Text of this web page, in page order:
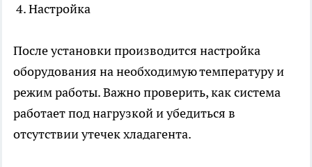
4. Настройка
После установки производится настройка
оборудования на необходимую температуру и
режим работы. Важно проверить, как система
работает под нагрузкой и убедиться в
отсутствии утечек хладагента.